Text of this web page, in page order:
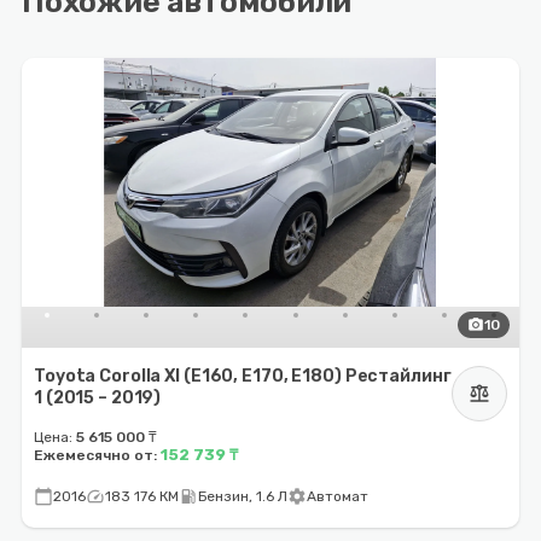
photo_camera10
Toyota Corolla XI (E160, E170, E180) Рестайлинг
1 (2015 – 2019)
balance
Цена: 5 615 000 ₸
Ежемесячно от: 152 739 ₸
calendar_today2016speed183 176 КМ local_gas_stationБензин, 1.6 ЛsettingsАвтомат